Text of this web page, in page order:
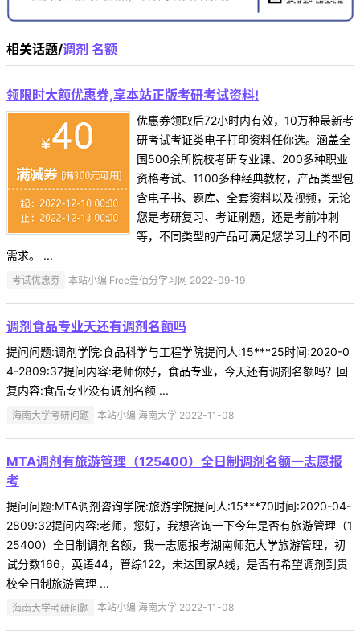
相关话题/调剂 名额
领限时大额优惠券,享本站正版考研考试资料!
优惠券领取后72小时内有效，10万种最新考
研考试考证类电子打印资料任你选。涵盖全
国500余所院校考研专业课、200多种职业
资格考试、1100多种经典教材，产品类型包
含电子书、题库、全套资料以及视频，无论
您是考研复习、考证刷题，还是考前冲刺
等，不同类型的产品可满足您学习上的不同
需求。 ...
考试优惠券 本站小编 Free壹佰分学习网 2022-09-19
调剂食品专业天还有调剂名额吗
提问问题:调剂学院:食品科学与工程学院提问人:15***25时间:2020-0
4-2809:37提问内容:老师你好，食品专业，今天还有调剂名额吗？回
复内容:食品专业没有调剂名额 ...
海南大学考研问题 本站小编 海南大学 2022-11-08
MTA调剂有旅游管理（125400）全日制调剂名额一志愿报
考
提问问题:MTA调剂咨询学院:旅游学院提问人:15***70时间:2020-04-
2809:32提问内容:老师，您好，我想咨询一下今年是否有旅游管理（1
25400）全日制调剂名额，我一志愿报考湖南师范大学旅游管理，初
试分数166，英语44，管综122，未达国家A线，是否有希望调剂到贵
校全日制旅游管理 ...
海南大学考研问题 本站小编 海南大学 2022-11-08